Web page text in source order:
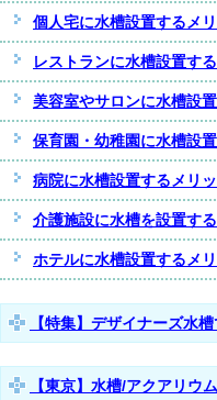
個人宅に水槽設置するメ
レストランに水槽設置す
美容室やサロンに水槽設
保育園・幼稚園に水槽設
病院に水槽設置するメリ
介護施設に水槽を設置す
ホテルに水槽設置するメ
【特集】デザイナーズ水
【東京】水槽/アクアリウ